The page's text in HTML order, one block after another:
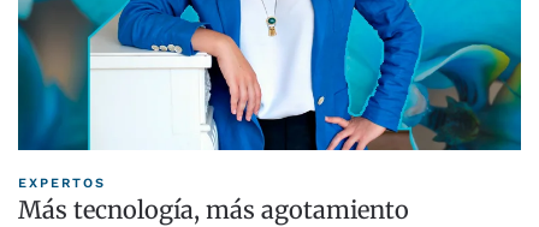
EXPERTOS
Más tecnología, más agotamiento